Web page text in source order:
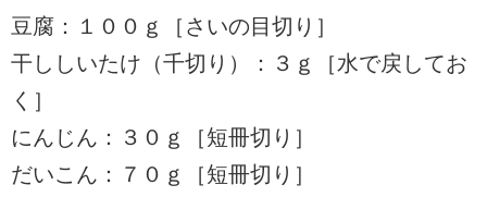
豆腐：１００ｇ［さいの目切り］
干ししいたけ（千切り）：３ｇ［水で戻してお
く］
にんじん：３０ｇ［短冊切り］
だいこん：７０ｇ［短冊切り］